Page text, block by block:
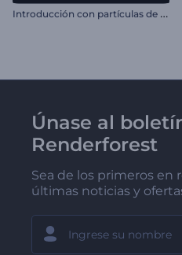
I
ntroducción con partículas de llama brillante
Únase al
Renderforest
Sea de los primeros en
últimas noticias y